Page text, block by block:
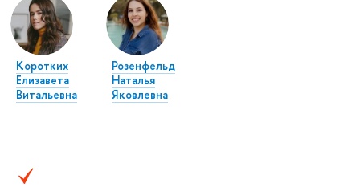
Коротких
Елизавета
Витальевна
Розенфельд
Наталья
Яковлевна